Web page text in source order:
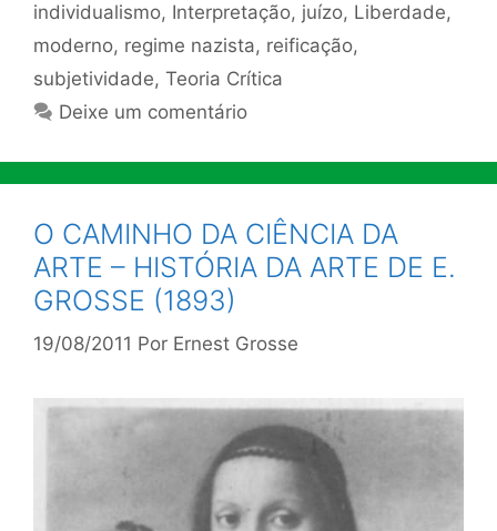
individualismo, Interpretação, juízo, Liberdade,
moderno, regime nazista, reificação,
subjetividade, Teoria Crítica
Deixe um comentário
O CAMINHO DA CIÊNCIA DA
ARTE – HISTÓRIA DA ARTE DE E.
GROSSE (1893)
19/08/2011 Por Ernest Grosse